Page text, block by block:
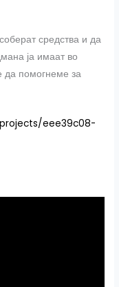
средства и да
ја имаат во
да помогнеме за
projects/eee39c08-